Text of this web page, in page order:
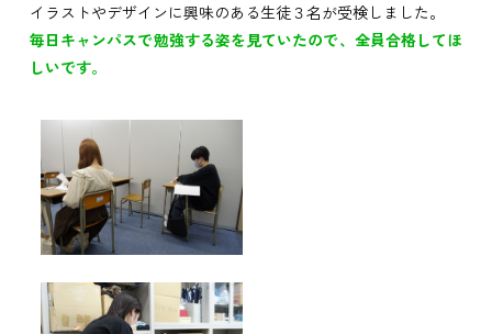
イラストやデザインに興味のある生徒３名が受検しました。
毎日キャンパスで勉強する姿を見ていたので、全員合格してほ
しいです。